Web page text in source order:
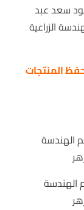
سعد عبد
الزراعية
المنتجات
الهندسة